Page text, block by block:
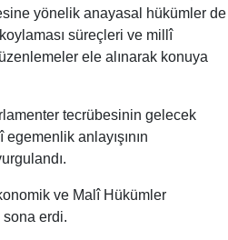
yönelik anayasal hükümler de
süreçleri ve millî
ele alınarak konuya
tecrübesinin gelecek
anlayışının
ve Malî Hükümler
sona erdi.